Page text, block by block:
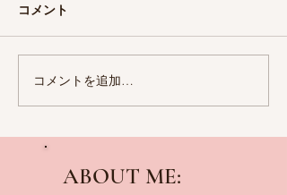
す。現在25話が公開中。
コメント
コメントを追加…
ABOUT ME: